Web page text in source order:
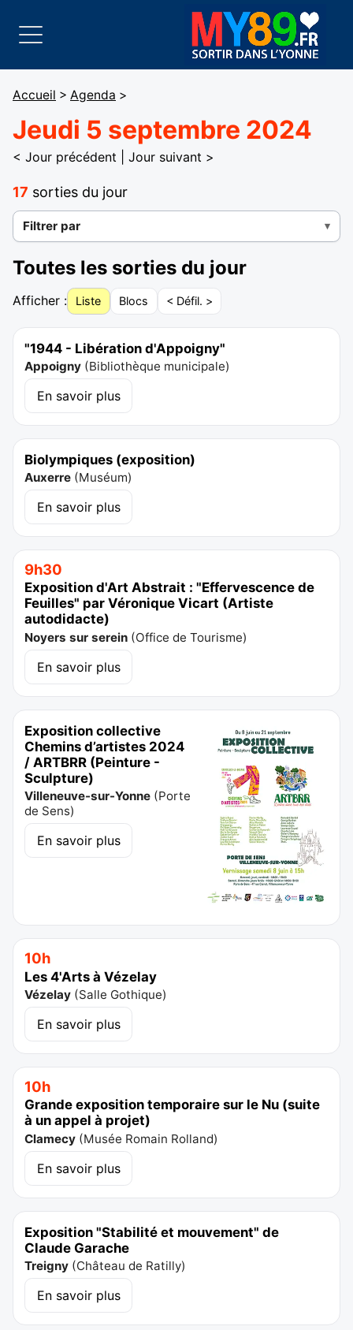
Accueil > Agenda >
Jeudi 5 septembre 2024
< Jour précédent Jour suivant >
17 sorties du jour
Filtrer par
Toutes les sorties du jour
Afficher : Liste Blocs < Défil. >
"1944 - Libération d'Appoigny"
Appoigny (Bibliothèque municipale)
En savoir plus
Biolympiques (exposition)
Auxerre (Muséum)
En savoir plus
9h30
Exposition d'Art Abstrait : "Effervescence de
Feuilles" par Véronique Vicart (Artiste
autodidacte)
Noyers sur serein (Office de Tourisme)
En savoir plus
Exposition collective
Chemins d’artistes 2024
/ ARTBRR (Peinture -
Sculpture)
Villeneuve-sur-Yonne (Porte
de Sens)
En savoir plus
10h
Les 4'Arts à Vézelay
Vézelay (Salle Gothique)
En savoir plus
10h
Grande exposition temporaire sur le Nu (suite
à un appel à projet)
Clamecy (Musée Romain Rolland)
En savoir plus
Exposition "Stabilité et mouvement" de
Claude Garache
Treigny (Château de Ratilly)
En savoir plus